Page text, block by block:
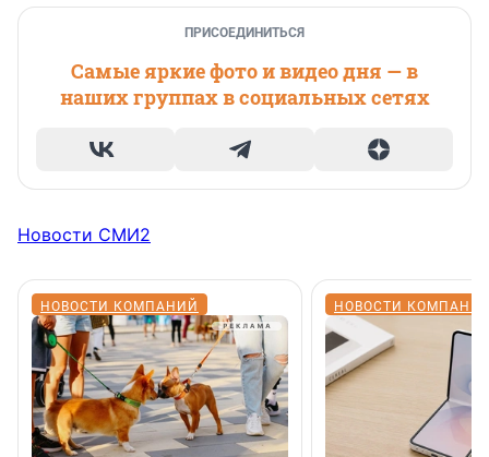
ПРИСОЕДИНИТЬСЯ
Самые яркие фото и видео дня — в
наших группах в социальных сетях
Новости СМИ2
НОВОСТИ КОМПАНИЙ НОВОСТИ